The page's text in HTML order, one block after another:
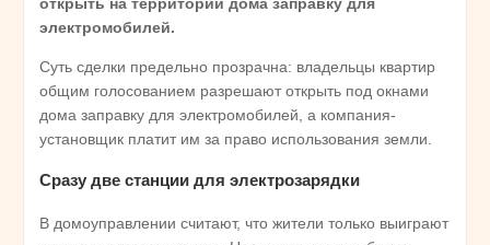
электромобилей.
Суть сделки предельно прозрачна: владельцы квартир
общим голосованием разрешают открыть под окнами
дома заправку для электромобилей, а компания-
установщик платит им за право использования земли.
Сразу две станции для электрозарядки
В домоуправлении считают, что жители только выиграют